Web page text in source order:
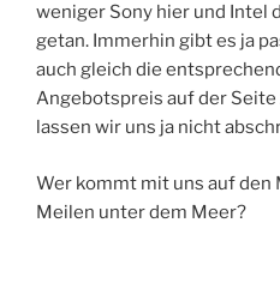
weniger Sony hier und Intel
getan. Immerhin gibt es ja
auch gleich die
Angebotspreis auf der Seite
lassen wir uns ja nicht
Wer kommt mit uns auf den
Meilen unter dem Meer?